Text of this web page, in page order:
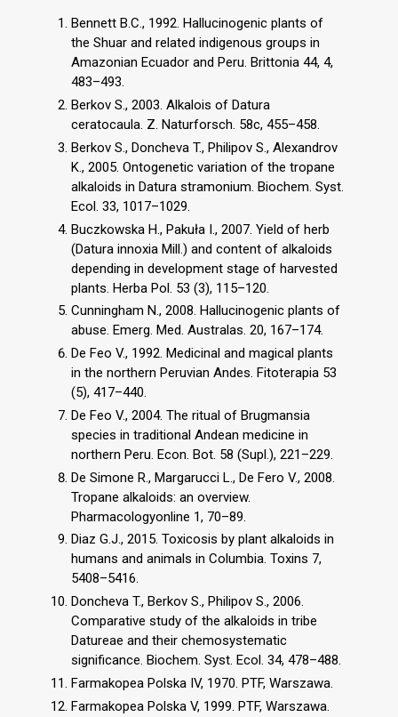
Bennett B.C., 1992. Hallucinogenic plants of
the Shuar and related indigenous groups in
Amazonian Ecuador and Peru. Brittonia 44, 4,
483–493.
Berkov S., 2003. Alkalois of Datura
ceratocaula. Z. Naturforsch. 58c, 455–458.
Berkov S., Doncheva T., Philipov S., Alexandrov
K., 2005. Ontogenetic variation of the tropane
alkaloids in Datura stramonium. Biochem. Syst.
Ecol. 33, 1017–1029.
Buczkowska H., Pakuła I., 2007. Yield of herb
(Datura innoxia Mill.) and content of alkaloids
depending in development stage of harvested
plants. Herba Pol. 53 (3), 115–120.
Cunningham N., 2008. Hallucinogenic plants of
abuse. Emerg. Med. Australas. 20, 167–174.
De Feo V., 1992. Medicinal and magical plants
in the northern Peruvian Andes. Fitoterapia 53
(5), 417–440.
De Feo V., 2004. The ritual of Brugmansia
species in traditional Andean medicine in
northern Peru. Econ. Bot. 58 (Supl.), 221–229.
De Simone R., Margarucci L., De Fero V., 2008.
Tropane alkaloids: an overview.
Pharmacologyonline 1, 70–89.
Diaz G.J., 2015. Toxicosis by plant alkaloids in
humans and animals in Columbia. Toxins 7,
5408–5416.
Doncheva T., Berkov S., Philipov S., 2006.
Comparative study of the alkaloids in tribe
Datureae and their chemosystematic
significance. Biochem. Syst. Ecol. 34, 478–488.
Farmakopea Polska IV, 1970. PTF, Warszawa.
Farmakopea Polska V, 1999. PTF, Warszawa.